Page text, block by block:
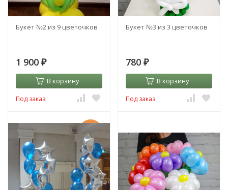
Букет №2 из 9 цветочков
1 900 ₽
В корзину
Под заказ
Букет №3 из 3 цветочков
780 ₽
В корзину
Под заказ
-12%